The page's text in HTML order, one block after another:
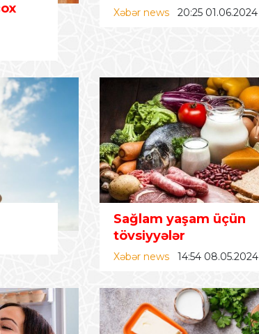
Xəbər news 20:25 01.06.2024
Sağlam yaşam üçün
tövsiyyələr
Xəbər news 14:54 08.05.2024